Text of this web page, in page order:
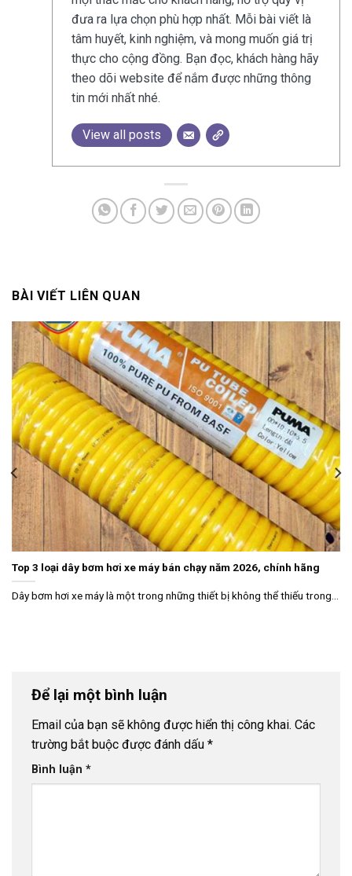
đưa ra lựa chọn phù hợp nhất. Mỗi bài viết là
tâm huyết, kinh nghiệm, và mong muốn giá trị
thực cho cộng đồng. Bạn đọc, khách hàng hãy
theo dõi website để nắm được những thông
tin mới nhất nhé.
View all posts
BÀI VIẾT LIÊN QUAN
Top 3 loại dây bơm hơi xe máy bán chạy năm 2026, chính hãng
Dây bơm hơi xe máy là một trong những thiết bị không thể thiếu trong...
Để lại một bình luận
Email của bạn sẽ không được hiển thị công khai. Các
trường bắt buộc được đánh dấu *
Bình luận *